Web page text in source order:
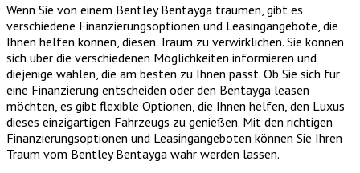
Wenn Sie von einem Bentley Bentayga träumen, gibt es
verschiedene Finanzierungsoptionen und Leasingangebote, die
Ihnen helfen können, diesen Traum zu verwirklichen. Sie können
sich über die verschiedenen Möglichkeiten informieren und
diejenige wählen, die am besten zu Ihnen passt. Ob Sie sich für
eine Finanzierung entscheiden oder den Bentayga leasen
möchten, es gibt flexible Optionen, die Ihnen helfen, den Luxus
dieses einzigartigen Fahrzeugs zu genießen. Mit den richtigen
Finanzierungsoptionen und Leasingangeboten können Sie Ihren
Traum vom Bentley Bentayga wahr werden lassen.